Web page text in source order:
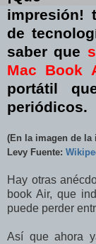
impresión!
de
saber que
Mac Book
portátil
periódicos.
(En la imagen de la
Levy Fuente:
Hay otras
book Air, que
puede perder
Así que ahora